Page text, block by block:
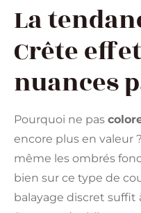
La
Crête
nuances
Pourquoi ne pas
encore plus en valeur
même les ombrés
bien sur ce type de
balayage discret suffit